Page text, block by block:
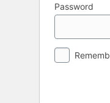
Password